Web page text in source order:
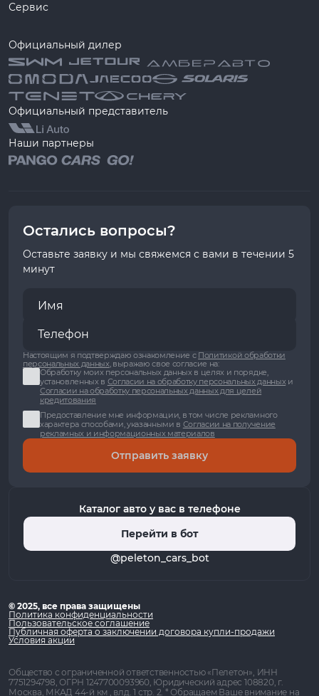
Сервис
Официальный дилер
Официальный представитель
Наши партнеры
Остались вопросы?
Оставьте заявку и мы свяжемся с вами в течении 5
минут
Настоящим я подтверждаю ознакомление с Политикой обработки
персональных данных, выражаю свое согласие на:
Обработку моих персональных данных в целях и порядке,
установленных в Согласии на обработку персональных данныхи
Согласии на обработку персональных данных для целей
кредитования
Предоставление мне информации, в том числе рекламного
характера способами, указанными в Согласии на получение
рекламных и информационных материалов
Отправить заявку
Каталог авто у вас в телефоне
Перейти в бот
@peleton_cars_bot
© 2025, все права защищены
Политика конфиденциальности
Пользовательское соглашение
Публичная оферта о заключении договора купли-продажи
Условия акции
Общество с ограниченной ответственностью «Пелетон», ИНН
7751294798, ОГРН 1247700093960, Юридический адрес 108820, г.
Москва, МКАД 44-й км , влд. 1 стр. 2. * Обращаем Ваше внимание на